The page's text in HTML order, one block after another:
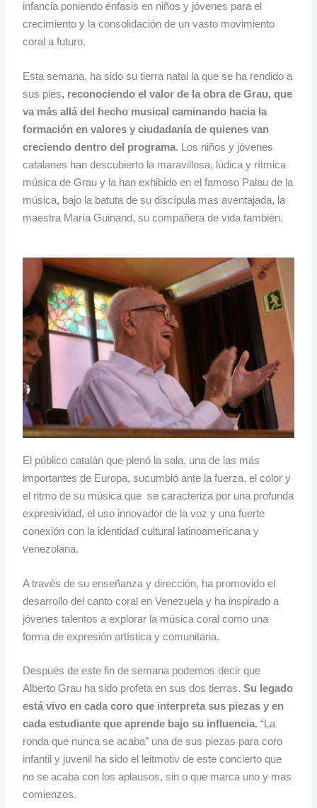
infancia poniendo énfasis en niños y jóvenes para el
crecimiento y la consolidación de un vasto movimiento
coral a futuro.
Esta semana, ha sido su tierra natal la que se ha rendido a
sus pies, reconociendo el valor de la obra de Grau, que
va más allá del hecho musical caminando hacia la
formación en valores y ciudadanía de quienes van
creciendo dentro del programa. Los niños y jóvenes
catalanes han descubierto la maravillosa, lúdica y rítmica
música de Grau y la han exhibido en el famoso Palau de la
música, bajo la batuta de su discípula mas aventajada, la
maestra María Guinand, su compañera de vida también.
El público catalán que plenó la sala, una de las más
importantes de Europa, sucumbió ante la fuerza, el color y
el ritmo de su música que se caracteriza por una profunda
expresividad, el uso innovador de la voz y una fuerte
conexión con la identidad cultural latinoamericana y
venezolana.
A través de su enseñanza y dirección, ha promovido el
desarrollo del canto coral en Venezuela y ha inspirado a
jóvenes talentos a explorar la música coral como una
forma de expresión artística y comunitaria.
Después de este fin de semana podemos decir que
Alberto Grau ha sido profeta en sus dos tierras.Su legado
está vivo en cada coro que interpreta sus piezas y en
cada estudiante que aprende bajo su influencia. “La
ronda que nunca se acaba” una de sus piezas para coro
infantil y juvenil ha sido el leitmotiv de este concierto que
no se acaba con los aplausos, sin o que marca uno y mas
comienzos.